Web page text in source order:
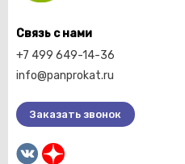
Связь с нами
+7 499 649-14-36
info@panprokat.ru
Заказать звонок